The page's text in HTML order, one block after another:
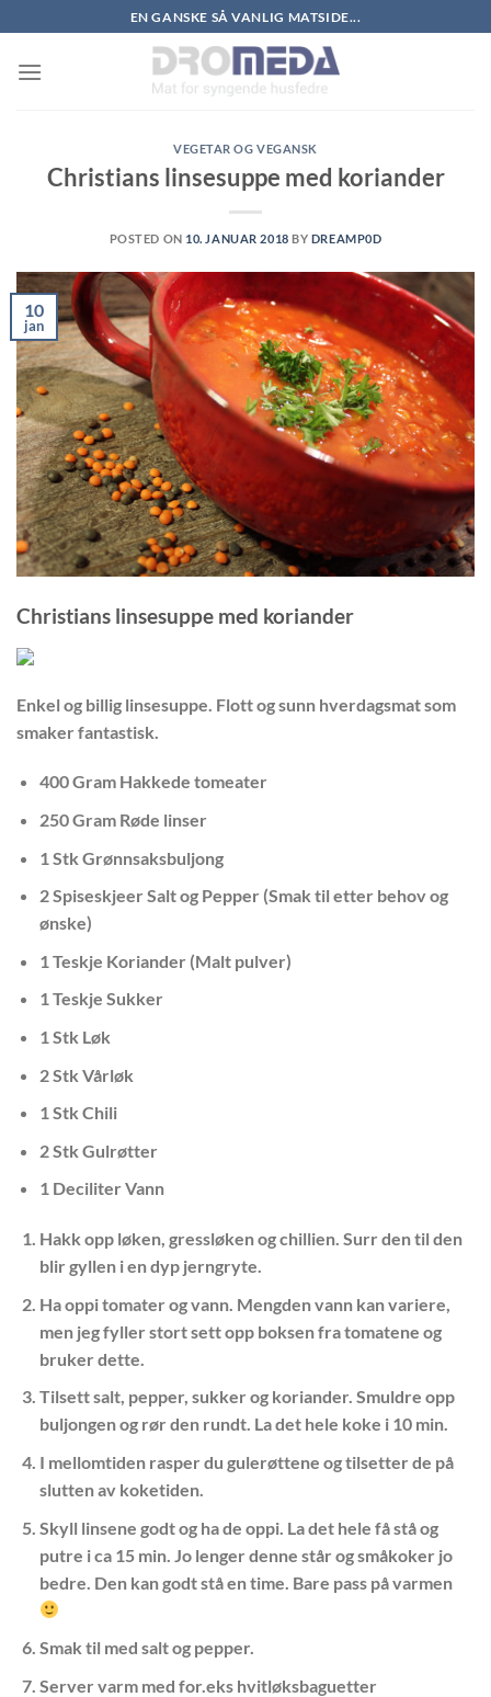
to
content
EN GANSKE SÅ VANLIG MATSIDE...
VEGETAR OG VEGANSK
Christians linsesuppe med koriander
POSTED ON 10. JANUAR 2018 BY DREAMP0D
10
jan
Christians linsesuppe med koriander
Enkel og billig linsesuppe. Flott og sunn hverdagsmat som
smaker fantastisk.
400 Gram Hakkede tomeater
250 Gram Røde linser
1 Stk Grønnsaksbuljong
2 Spiseskjeer Salt og Pepper (Smak til etter behov og
ønske)
1 Teskje Koriander (Malt pulver)
1 Teskje Sukker
1 Stk Løk
2 Stk Vårløk
1 Stk Chili
2 Stk Gulrøtter
1 Deciliter Vann
Hakk opp løken, gressløken og chillien. Surr den til den
blir gyllen i en dyp jerngryte.
Ha oppi tomater og vann. Mengden vann kan variere,
men jeg fyller stort sett opp boksen fra tomatene og
bruker dette.
Tilsett salt, pepper, sukker og koriander. Smuldre opp
buljongen og rør den rundt. La det hele koke i 10 min.
I mellomtiden rasper du gulerøttene og tilsetter de på
slutten av koketiden.
Skyll linsene godt og ha de oppi. La det hele få stå og
putre i ca 15 min. Jo lenger denne står og småkoker jo
bedre. Den kan godt stå en time. Bare pass på varmen
Smak til med salt og pepper.
Server varm med for.eks hvitløksbaguetter